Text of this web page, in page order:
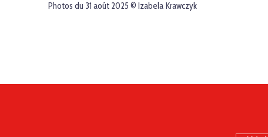
Photos du 31 août 2025 © Izabela Krawczyk